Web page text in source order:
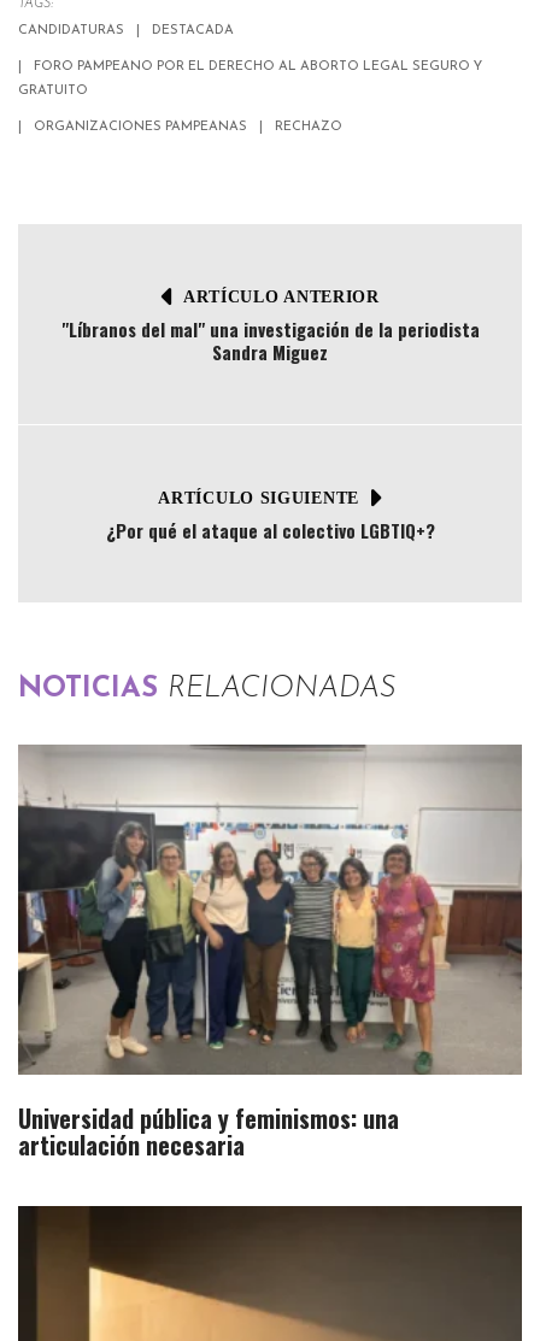
TAGS:
CANDIDATURAS
DESTACADA
FORO PAMPEANO POR EL DERECHO AL ABORTO LEGAL SEGURO Y
GRATUITO
ORGANIZACIONES PAMPEANAS RECHAZO
ARTÍCULO ANTERIOR
"Líbranos del mal" una investigación de la periodista
Sandra Miguez
ARTÍCULO SIGUIENTE
¿Por qué el ataque al colectivo LGBTIQ+?
NOTICIAS RELACIONADAS
Universidad pública y feminismos: una
articulación necesaria